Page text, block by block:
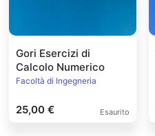
Gori Esercizi di
Calcolo Numerico
Facoltà di Ingegneria
25,00 € Esaurito